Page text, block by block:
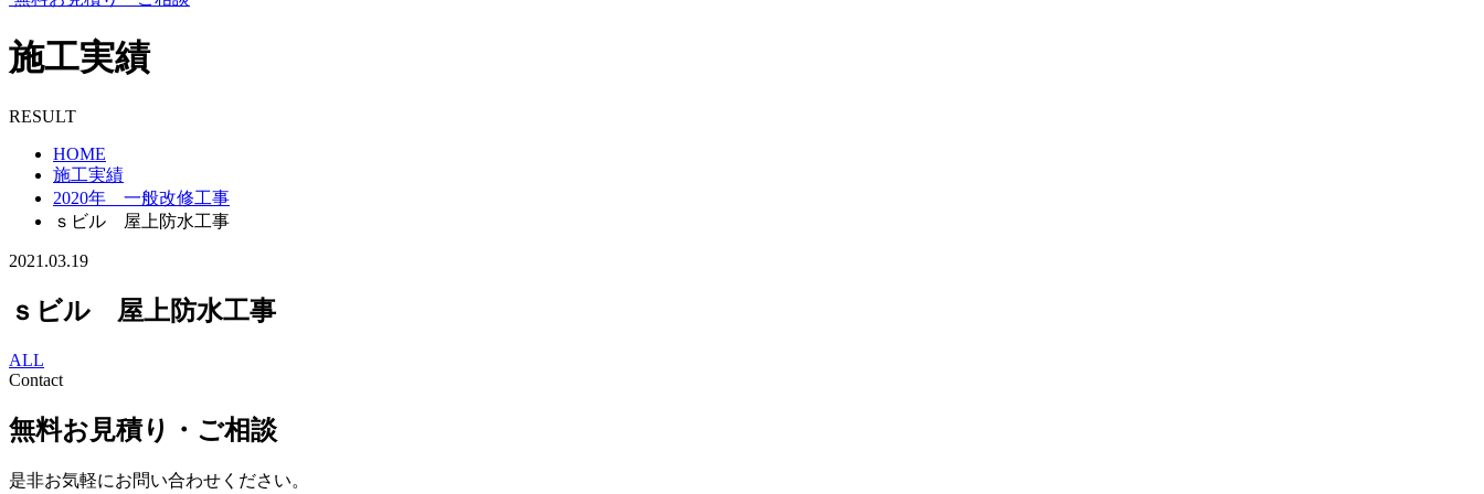
施工実績
RESULT
HOME
施工実績
2020年 一般改修工事
ｓビル 屋上防水工事
2021.03.19
ｓビル 屋上防水工事
ALL
Contact
無料お見積り・ご相談
是非お気軽にお問い合わせください。